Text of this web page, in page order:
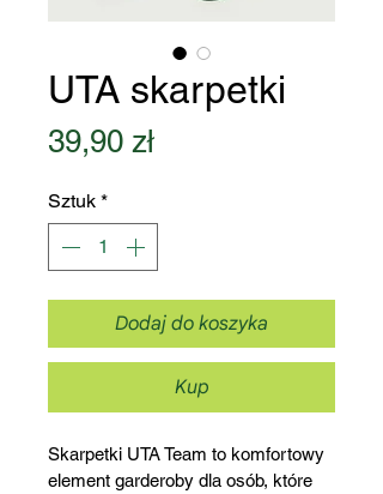
UTA skarpetki
39,90 złCena
Sztuk *
Dodaj do koszyka
Kup
Skarpetki UTA Team to komfortowy
element garderoby dla osób, które